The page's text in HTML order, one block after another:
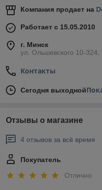
Компания продает на
Работает с 15.05.2010
г. Минск
ул. Ольшевского 10-
Контакты
Сегодня выходной
Отзывы о магазине
4 отзывов за всё время
Покупатель
Отлично